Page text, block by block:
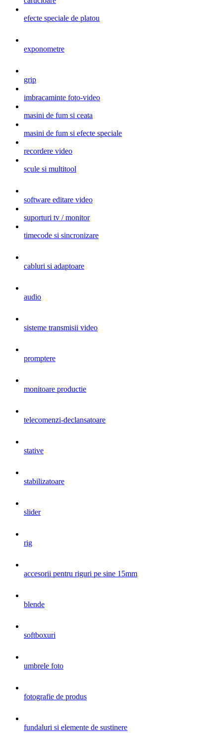
efecte speciale de platou
exponometre
grip
imbracaminte foto-video
masini de fum si ceata
masini de fum si efecte speciale
recordere video
scule si multitool
software editare video
suporturi tv / monitor
timecode si sincronizare
cabluri si adaptoare
audio
sisteme transmisii video
promptere
monitoare productie
telecomenzi-declansatoare
stative
stabilizatoare
slider
rig
accesorii pentru riguri pe sine 15mm
blende
softboxuri
umbrele foto
fotografie de produs
fundaluri si elemente de sustinere